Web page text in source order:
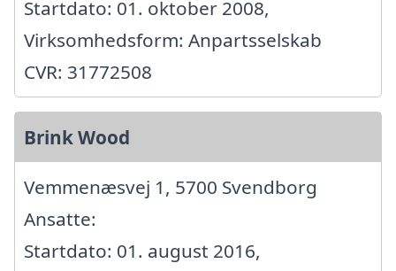
Startdato: 01. oktober 2008,
Virksomhedsform: Anpartsselskab
CVR: 31772508
Brink Wood
Vemmenæsvej 1, 5700 Svendborg
Ansatte:
Startdato: 01. august 2016,